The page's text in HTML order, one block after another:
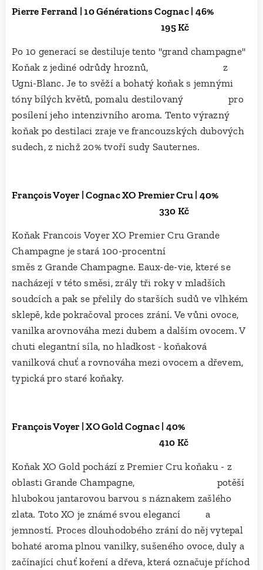
Pierre Ferrand | 10 Générations Cognac | 46%
195 Kč
Po 10 generací se destiluje tento "grand champagne"
Koňak z jediné odrůdy hroznů, z
Ugni-Blanc. Je to svěží a bohatý koňak s jemnými
tóny bílých květů, pomalu destilovaný pro
posílení jeho intenzivního aroma. Tento výrazný
koňak po destilaci zraje ve francouzských dubových
sudech, z nichž 20% tvoří sudy Sauternes.
François Voyer | Cognac XO Premier Cru | 40%
330 Kč
Koňak Francois Voyer XO Premier Cru Grande
Champagne je stará 100-procentní
směs z Grande Champagne. Eaux-de-vie, které se
nacházejí v této směsi, zrály tři roky v mladších
soudcích a pak se přelily do starších sudů ve vlhkém
sklepě, kde pokračoval proces zrání. Ve vůni ovoce,
vanilka arovnováha mezi dubem a dalším ovocem. V
chuti elegantní síla, no hladkost - koňaková
vanilková chuť a rovnováha mezi ovocem a dřevem,
typická pro staré koňaky.
François Voyer | XO Gold Cognac | 40%
410 Kč
Koňak XO Gold pochází z Premier Cru koňaku - z
oblasti Grande Champagne, potěší
hlubokou jantarovou barvou s náznakem zašlého
zlata. Toto XO je známé svou elegancí a
jemností. Proces dlouhodobého zrání do něj vytepal
bohaté aroma plnou vanilky, sušeného ovoce, duly a
začínající chuť koření a dřeva, která označuje příchod